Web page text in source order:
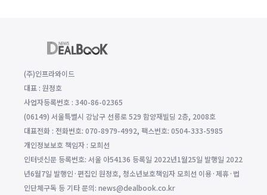
(주)인프라와이드
대표 : 원정호
사업자등록번호 : 340-86-02365
(06149) 서울특별시 강남구 선릉로 529 함양재빌딩 2층, 2008호
대표전화 : 전화번호: 070-8979-4992, 팩스번호: 0504-333-5985
개인정보보호 책임자 : 모희선
인터넷신문 등록번호: 서울 아54136 등록일 2022년1월25일 발행일 2022
년6월7일 발행인·편집인 원정호, 청소년보호책임자 모희선 이용·제휴·법
인단체구독 등 기타 문의: news@dealbook.co.kr